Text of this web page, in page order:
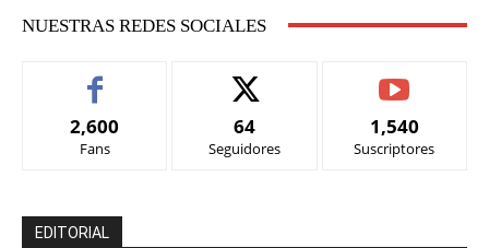
NUESTRAS REDES SOCIALES
2,600
Fans
64
Seguidores
1,540
Suscriptores
EDITORIAL